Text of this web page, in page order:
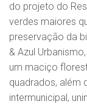
do projeto do
verdes maiores
preservação da
& Azul
um maciço
quadrados, além
intermunicipal,